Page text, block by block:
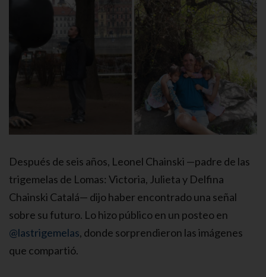
Después de seis años, Leonel Chainski —padre de las
trigemelas de Lomas: Victoria, Julieta y Delfina
Chainski Catalá— dijo haber encontrado una señal
sobre su futuro. Lo hizo público en un posteo en
@lastrigemelas, donde sorprendieron las imágenes
que compartió.